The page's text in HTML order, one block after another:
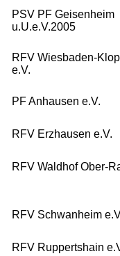
PSV PF Geisenheim
u.U.e.V.2005
RFV Wiesbaden-
e.V.
PF Anhausen e.V.
RFV Erzhausen e.V.
RFV Waldhof Ober-
RFV Schwanheim
RFV Ruppertshain